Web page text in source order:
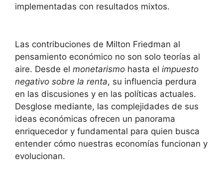
implementadas con resultados mixtos.
Las contribuciones de Milton Friedman al
pensamiento económico no son solo teorías al
aire. Desde el monetarismo hasta el impuesto
negativo sobre la renta, su influencia perdura
en las discusiones y en las políticas actuales.
Desglose mediante, las complejidades de sus
ideas económicas ofrecen un panorama
enriquecedor y fundamental para quien busca
entender cómo nuestras economías funcionan y
evolucionan.